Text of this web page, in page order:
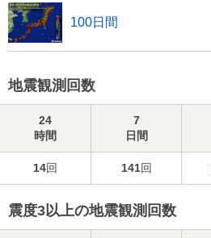
100日間
地震観測回数
24
時間
7
日間
14回 141回
震度3以上の地震観測回数